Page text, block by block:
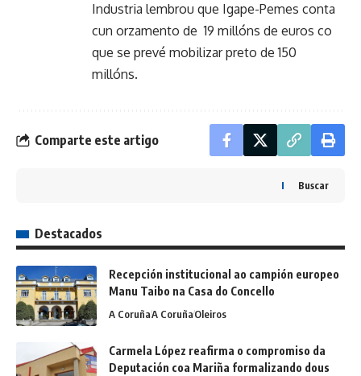
Industria lembrou que Igape-Pemes conta
cun orzamento de 19 millóns de euros co
que se prevé mobilizar preto de 150
millóns.
Comparte este artigo
Buscar
Destacados
Recepción institucional ao campión europeo
Manu Taibo na Casa do Concello
A CoruñaA CoruñaOleiros
Carmela López reafirma o compromiso da
Deputación coa Mariña formalizando dous